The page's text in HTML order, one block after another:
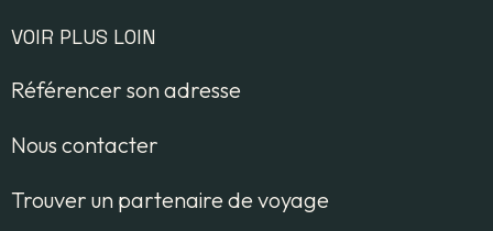
VOIR PLUS LOIN
Référencer son adresse
Nous contacter
Trouver un partenaire de voyage